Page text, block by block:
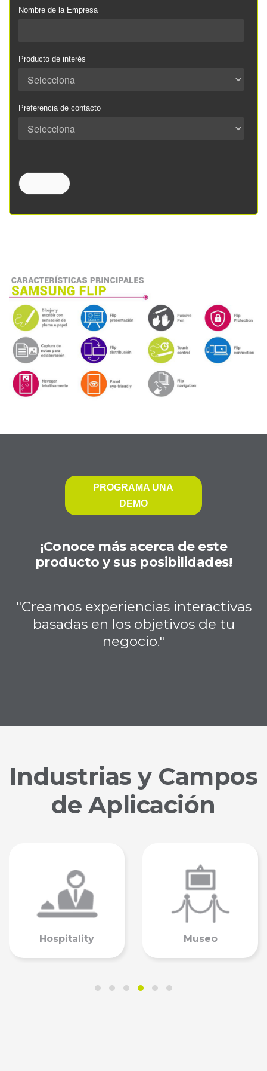
Nombre de la Empresa
Producto de interés
Preferencia de contacto
¡Conoce más acerca de este
producto y sus posibilidades!
"Creamos experiencias interactivas
basadas en los objetivos de tu
negocio."
PROGRAMA UNA
DEMO
Industrias y Campos
de Aplicación
Retail Salud